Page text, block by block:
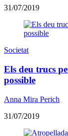
31/07/2019
Societat
Els deu trucs
possible
Anna Mira Perich
31/07/2019